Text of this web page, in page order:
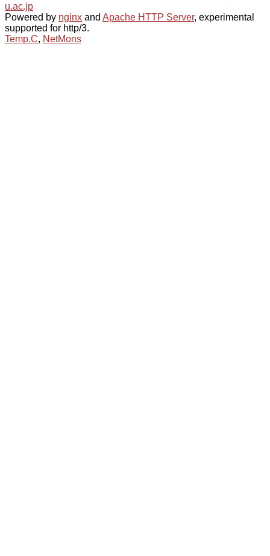
u.ac.jp
Powered by nginx and Apache HTTP Server, experimental
supported for http/3.
Temp.C, NetMons